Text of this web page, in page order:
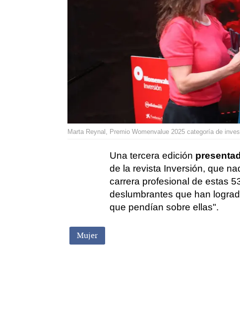
Marta Reynal, Premio Womenvalue 2025 categoría de
Una tercera edición
de la revista Inversión, que
carrera profesional de estas
deslumbrantes que han
que pendían sobre ellas".
Mujer